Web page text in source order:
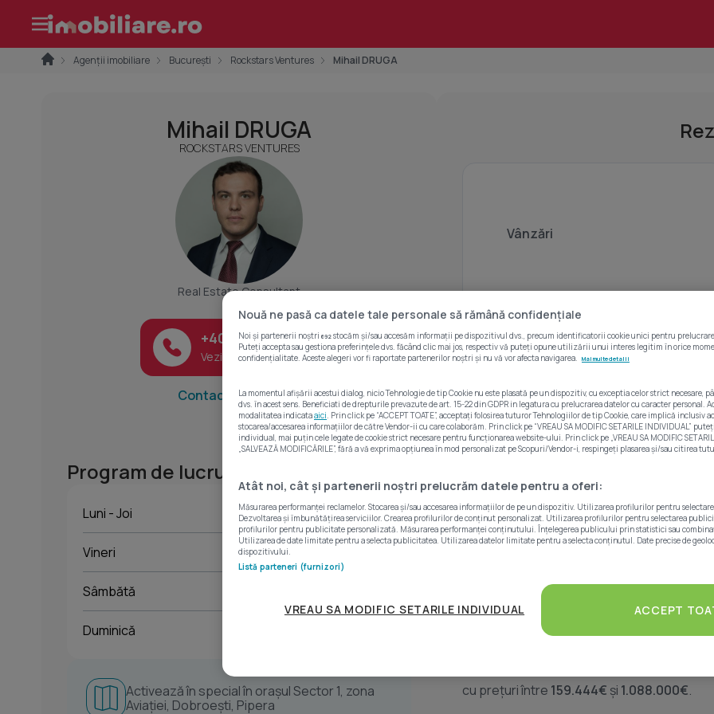
Agenții imobiliare București Rockstars Ventures Mihail DRUGA
Mihail DRUGA
ROCKSTARS VENTURES
Real Estate Consultant
+403 ........
Vezi tot numărul
Contactează agent
Program de lucru
Luni - Joi 09:00 - 17:00
Vineri
Sâmbătă
Duminică
Activează în special în orașul Sector 1, zona
Aviației, Dobroești, Pipera
Vânzări
Vânzări
Mihail DRUGA 15
12
cu prețuri între 159.444€ și 1.088.000€.
Nouă ne pasă ca datele tale personale să rămână confidențiale
Noi și partenerii noștri 692 stocăm și/sau accesăm informații pe dispozitivul dvs., precum identificatorii cookie unici pentru
Puteți accepta sau gestiona preferințele dvs. făcând clic mai jos, respectiv vă puteți opune utilizării unui interes legitim în orice
confidențialitate. Aceste alegeri vor fi raportate partenerilor noștri și nu vă vor afecta navigarea. Mai multe detalii
La momentul afișării acestui dialog, nicio Tehnologie de tip Cookie nu este plasată pe un dispozitiv, cu exceptia celor strict necesare,
dvs. în acest sens. Beneficiati de drepturile prevazute de art. 15-22 din GDPR in legatura cu prelucrarea datelor cu caracter personal.
modalitatea indicataaici. Prin click pe “ACCEPT TOATE”, acceptați folosirea tuturor Tehnologiilor de tip Cookie, care implică inclusiv
stocarea/accesarea informațiilor de către Vendor-ii cu care colaborăm. Prin click pe “VREAU SA MODIFIC SETARILE INDIVIDUAL”
individual, mai puțin cele legate de cookie strict necesare pentru funcționarea website-ului. Prin click pe „VREAU SA MODIFIC
„SALVEAZĂ MODIFICĂRILE”, fără a vă exprima opțiunea în mod personalizat pe Scopuri/Vendor-i, respingeți plasarea și/sau citirea
Atât noi, cât și partenerii noștri prelucrăm datele pentru a oferi:
Măsurarea performanței reclamelor. Stocarea și/sau accesarea informațiilor de pe un dispozitiv. Utilizarea profilurilor pentru
Dezvoltarea și îmbunătățirea serviciilor. Crearea profilurilor de conținut personalizat. Utilizarea profilurilor pentru selectarea
profilurilor pentru publicitate personalizată. Măsurarea performanței conținutului. Înțelegerea publicului prin statistici sau
Utilizarea de date limitate pentru a selecta publicitatea. Utilizarea datelor limitate pentru a selecta conținutul. Date precise de
dispozitivului.
Listă parteneri (furnizori)
VREAU SA MODIFIC SETARILE INDIVIDUAL ACCEPT